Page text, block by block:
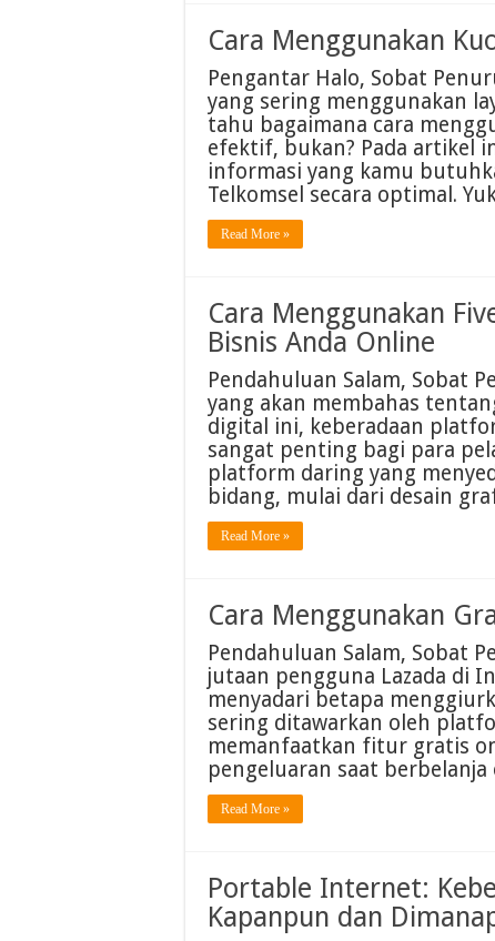
Cara Menggunakan
Pengantar Halo, Sobat
yang sering menggunakan
tahu bagaimana cara
efektif, bukan? Pada artikel
informasi yang kamu
Telkomsel secara optimal.
Read More »
Cara Menggunakan
Bisnis Anda Online
Pendahuluan Salam, Sobat
yang akan membahas
digital ini, keberadaan
sangat penting bagi para
platform daring yang
bidang, mulai dari desain
Read More »
Cara Menggunakan
Pendahuluan Salam, Sobat
jutaan pengguna Lazada di
menyadari betapa
sering ditawarkan oleh
memanfaatkan fitur gratis
pengeluaran saat
Read More »
Portable Internet:
Kapanpun dan